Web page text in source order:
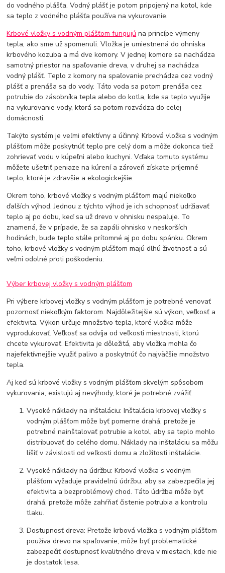
do vodného plášťa. Vodný plášť je potom pripojený na kotol, kde
sa teplo z vodného plášťa používa na vykurovanie.
Krbové vložky s vodným plášťom fungujú na princípe výmeny
tepla, ako sme už spomenuli. Vložka je umiestnená do ohniska
krbového kozuba a má dve komory. V jednej komore sa nachádza
samotný priestor na spaľovanie dreva, v druhej sa nachádza
vodný plášť. Teplo z komory na spaľovanie prechádza cez vodný
plášť a prenáša sa do vody. Táto voda sa potom prenáša cez
potrubie do zásobníka tepla alebo do kotla, kde sa teplo využije
na vykurovanie vody, ktorá sa potom rozvádza do celej
domácnosti.
Takýto systém je veľmi efektívny a účinný. Krbová vložka s vodným
plášťom môže poskytnúť teplo pre celý dom a môže dokonca tiež
zohrievať vodu v kúpeľni alebo kuchyni. Vďaka tomuto systému
môžete ušetriť peniaze na kúrení a zároveň získate príjemné
teplo, ktoré je zdravšie a ekologickejšie.
Okrem toho, krbové vložky s vodným plášťom majú niekoľko
ďalších výhod. Jednou z týchto výhod je ich schopnosť udržiavať
teplo aj po dobu, keď sa už drevo v ohnisku nespaľuje. To
znamená, že v prípade, že sa zapáli ohnisko v neskorších
hodinách, bude teplo stále prítomné aj po dobu spánku. Okrem
toho, krbové vložky s vodným plášťom majú dlhú životnosť a sú
veľmi odolné proti poškodeniu.
Výber krbovej vložky s vodným plášťom
Pri výbere krbovej vložky s vodným plášťom je potrebné venovať
pozornosť niekoľkým faktorom. Najdôležitejšie sú výkon, veľkosť a
efektivita. Výkon určuje množstvo tepla, ktoré vložka môže
vyprodukovať. Veľkosť sa odvíja od veľkosti miestnosti, ktorú
chcete vykurovať. Efektivita je dôležitá, aby vložka mohla čo
najefektívnejšie využiť palivo a poskytnúť čo najväčšie množstvo
tepla.
Aj keď sú krbové vložky s vodným plášťom skvelým spôsobom
vykurovania, existujú aj nevýhody, ktoré je potrebné zvážiť.
Vysoké náklady na inštaláciu: Inštalácia krbovej vložky s
vodným plášťom môže byť pomerne drahá, pretože je
potrebné nainštalovať potrubie a kotol, aby sa teplo mohlo
distribuovať do celého domu. Náklady na inštaláciu sa môžu
líšiť v závislosti od veľkosti domu a zložitosti inštalácie.
Vysoké náklady na údržbu: Krbová vložka s vodným
plášťom vyžaduje pravidelnú údržbu, aby sa zabezpečila jej
efektivita a bezproblémový chod. Táto údržba môže byť
drahá, pretože môže zahŕňať čistenie potrubia a kontrolu
tlaku.
Dostupnosť dreva: Pretože krbová vložka s vodným plášťom
používa drevo na spaľovanie, môže byť problematické
zabezpečiť dostupnosť kvalitného dreva v miestach, kde nie
je dostatok lesa.